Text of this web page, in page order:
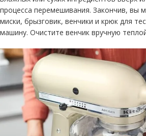
процесса перемешивания. Закончив, вы
миски, брызговик, венчики и крюк для
машину. Очистите венчик вручную